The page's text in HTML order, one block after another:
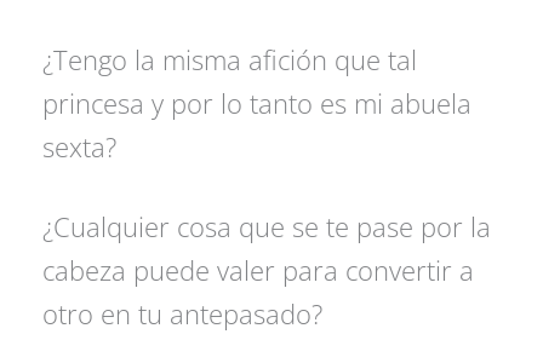
¿Tengo la misma afición que tal
princesa y por lo tanto es mi abuela
sexta?
¿Cualquier cosa que se te pase por la
cabeza puede valer para convertir a
otro en tu antepasado?